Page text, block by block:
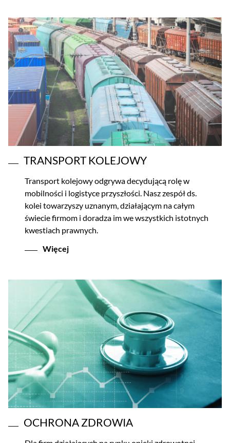
TRANSPORT KOLEJOWY
Transport kolejowy odgrywa decydującą rolę w
mobilności i logistyce przyszłości. Nasz zespół ds.
kolei towarzyszy uznanym, działającym na całym
świecie firmom i doradza im we wszystkich istotnych
kwestiach prawnych.
Więcej
OCHRONA ZDROWIA